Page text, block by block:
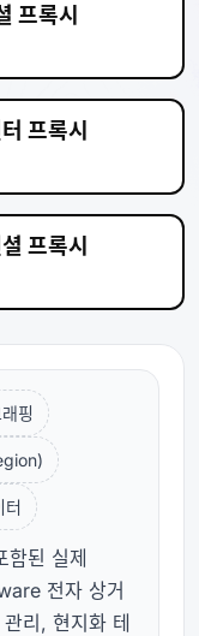
프록시
프록시
프록시
핑
터
함된 실제
전자 상거
리, 현지화 테